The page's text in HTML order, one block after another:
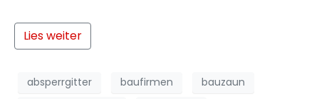
Lies weiter
absperrgitter baufirmen
bauzaun